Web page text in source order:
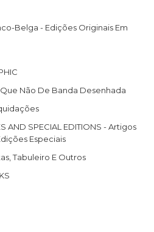
Belga - Edições Originais Em
Não De Banda Desenhada
AND SPECIAL EDITIONS - Artigos
Especiais
Tabuleiro E Outros